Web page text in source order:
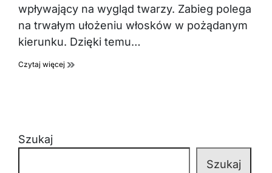
wpływający na wygląd twarzy. Zabieg polega
na trwałym ułożeniu włosków w pożądanym
kierunku. Dzięki temu…
Czytaj więcej
Szukaj
Szukaj